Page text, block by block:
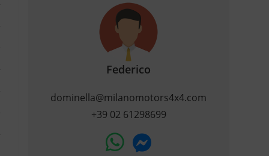
Federico
dominella@milanomotors4x4.com
+39 02 61298699